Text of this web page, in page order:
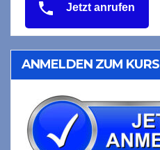
Jetzt anrufen
ANMELDEN ZUM KURS